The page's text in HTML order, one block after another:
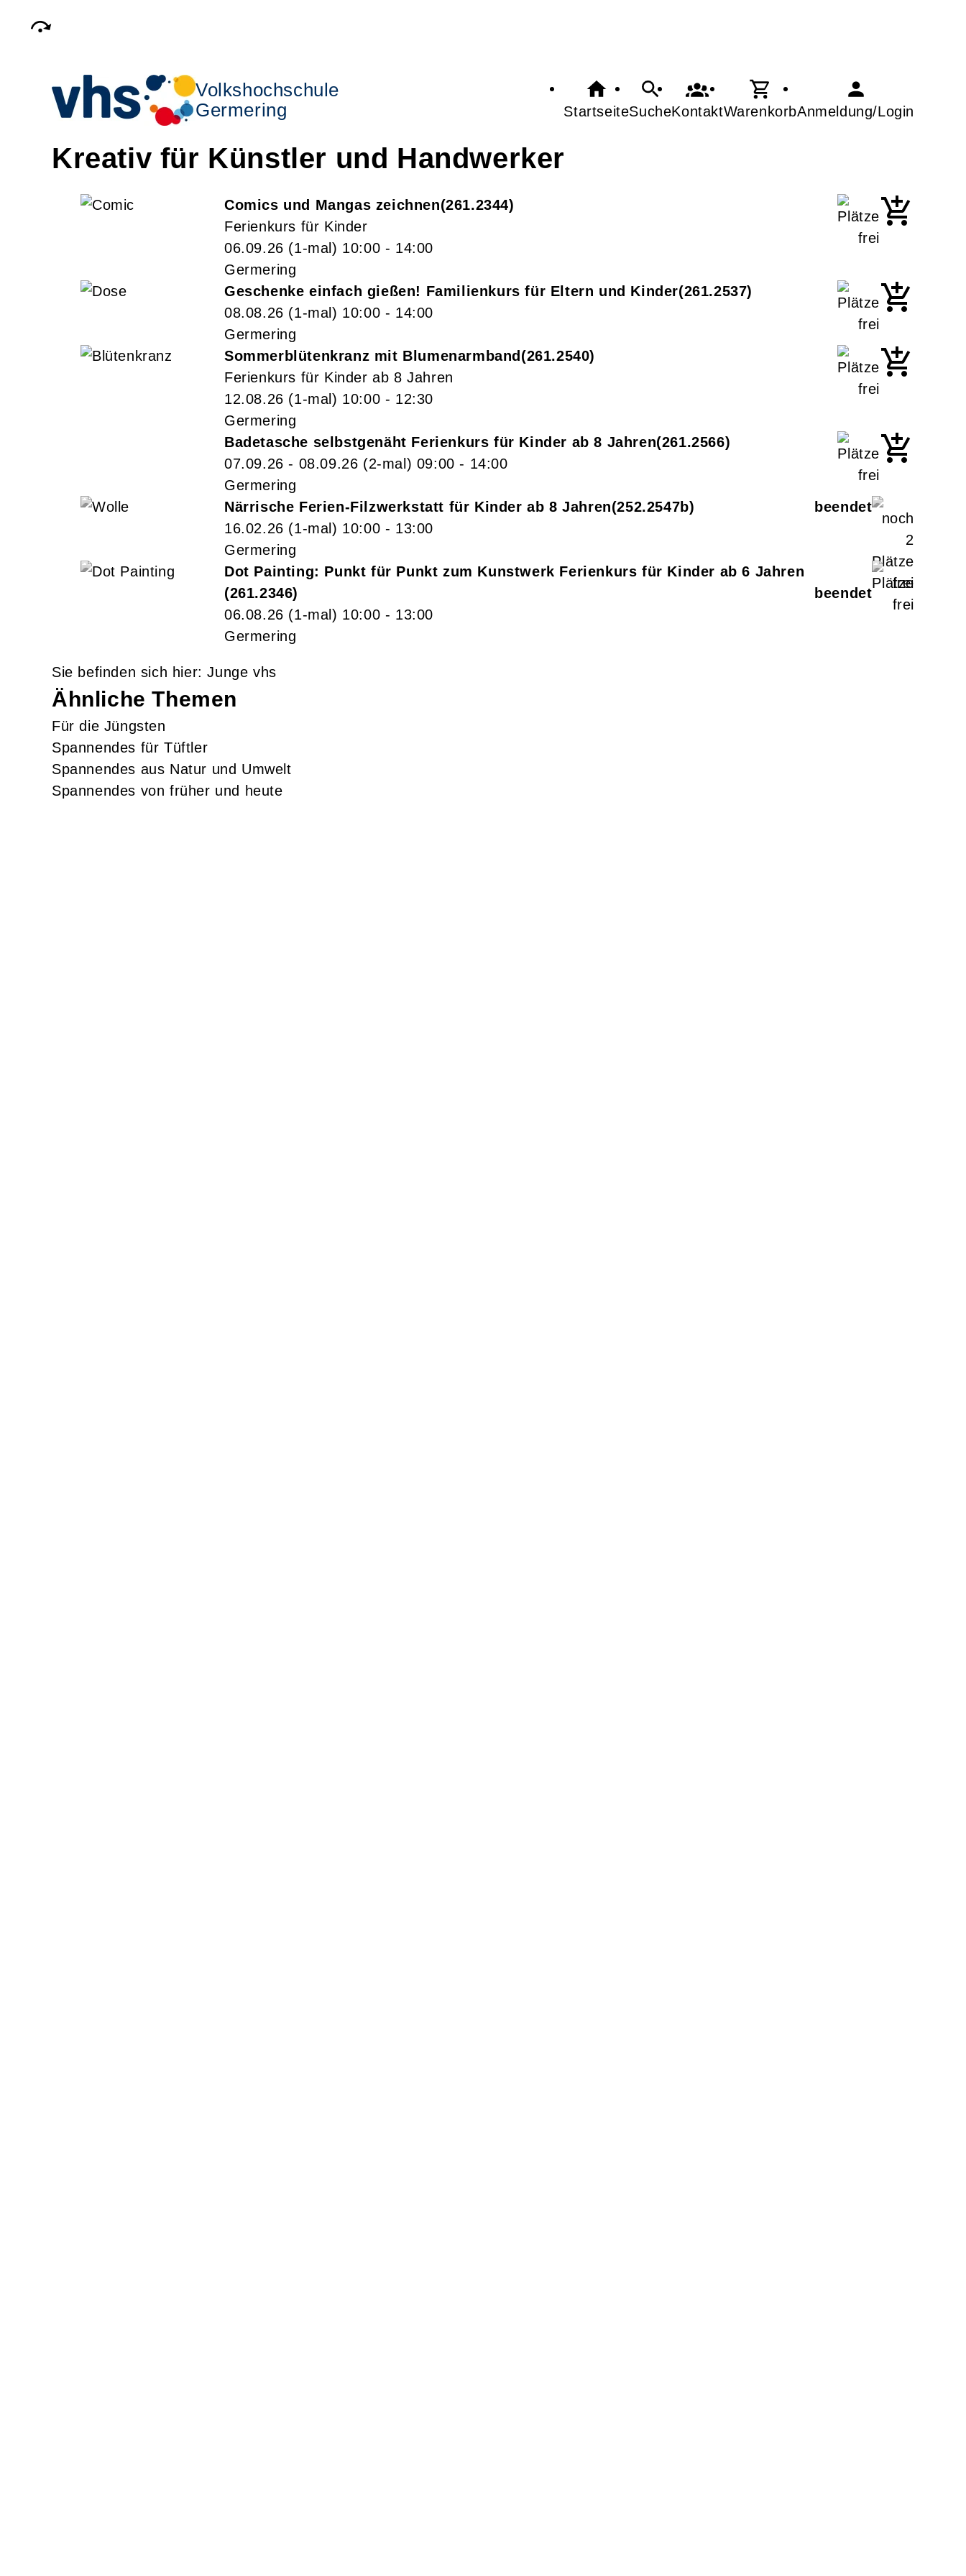
Volkshochschule
Germering
StartseiteSucheKontaktWarenkorbAnmeldung/Login
Kreativ für Künstler und Handwerker
Närrische Ferien-Filzwerkstatt für Kinder ab 8 Jahren 252.2547b
16.02.26 (1-mal) 10:00 - 13:00
Germering
Comics und Mangas zeichnen 261.2344
Ferienkurs für Kinder
06.09.26 (1-mal) 10:00 - 14:00
Germering
Dot Painting: Punkt für Punkt zum Kunstwerk Ferienkurs für Kinder ab 6 Jahren
261.2346
06.08.26 (1-mal) 10:00 - 13:00
Germering
Geschenke einfach gießen! Familienkurs für Eltern und Kinder 261.2537
08.08.26 (1-mal) 10:00 - 14:00
Germering
Sommerblütenkranz mit Blumenarmband 261.2540
Ferienkurs für Kinder ab 8 Jahren
12.08.26 (1-mal) 10:00 - 12:30
Germering
Badetasche selbstgenäht Ferienkurs für Kinder ab 8 Jahren 261.2566
07.09.26 - 08.09.26 (2-mal) 09:00 - 14:00
Germering
Junge vhs
Ähnliche Themen
Für die Jüngsten
Spannendes für Tüftler
Spannendes aus Natur und Umwelt
Spannendes von früher und heute